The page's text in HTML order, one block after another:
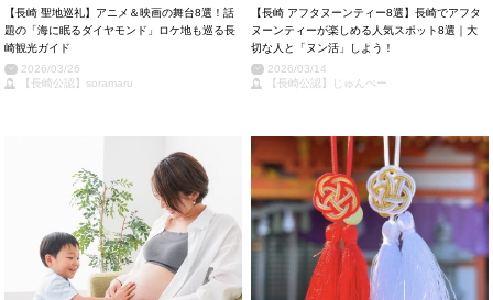
【長崎 聖地巡礼】アニメ＆映画の舞台8選！話
題の「海に眠るダイヤモンド」ロケ地も巡る長
崎観光ガイド
2026/03/26
【長崎公認】soramaru
【長崎 アフタヌーンティー8選】長崎でアフタ
ヌーンティーが楽しめる人気スポット8選｜大
切な人と「ヌン活」しよう！
2026/03/14
【長崎公認】じゅんぺー